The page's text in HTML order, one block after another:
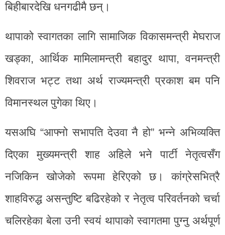
बिहीबारदेखि धनगढीमै छन्।
थापाको स्वागतका लागि सामाजिक विकासमन्त्री मेघराज
खड्का, आर्थिक मामिलामन्त्री बहादुर थापा, वनमन्त्री
शिवराज भट्ट तथा अर्थ राज्यमन्त्री प्रकाश बम पनि
विमानस्थल पुगेका थिए।
यसअघि “आफ्नो सभापति देउवा नै हो” भन्ने अभिव्यक्ति
दिएका मुख्यमन्त्री शाह अहिले भने पार्टी नेतृत्वसँग
नजिकिन खोजेको रूपमा हेरिएको छ। कांग्रेसभित्रै
शाहविरुद्ध असन्तुष्टि बढिरहेको र नेतृत्व परिवर्तनको चर्चा
चलिरहेका बेला उनी स्वयं थापाको स्वागतमा पुग्नु अर्थपूर्ण